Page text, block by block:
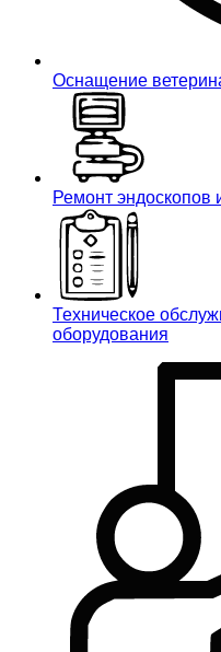
Оснащение
Ремонт эндоскопов
Техническое
оборудования